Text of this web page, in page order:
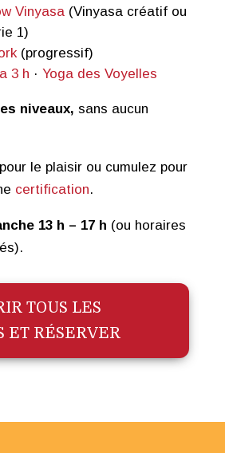
Vinyasa(Vinyasa créatif ou
1)
(progressif)
3 h · Yoga des Voyelles
niveaux, sans aucun
le plaisir ou cumulez pour
certification.
13 h – 17 h (ou horaires
TOUS LES
ET RÉSERVER